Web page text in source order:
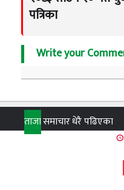
पत्रिका
Write your
ताजासमाचारधेरै पढिएका